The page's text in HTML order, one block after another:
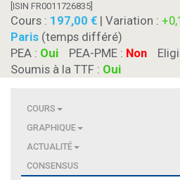
[ISIN FR0011726835]
Cours : 197,00 | Variation :
Paris (temps différé)
PEA : Oui PEA-PME : Non
Soumis à la TTF : Oui
COURS
GRAPHIQUE
ACTUALITÉ
CONSENSUS